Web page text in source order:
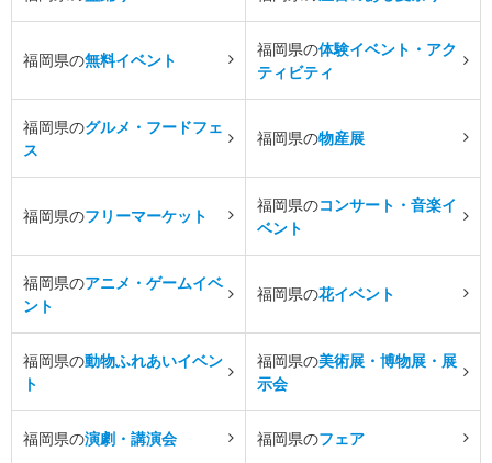
福岡県の無料イベント
福岡県の体験イベント・アク
ティビティ
福岡県のグルメ・フードフェ
ス
福岡県の物産展
福岡県のフリーマーケット
福岡県のコンサート・音楽イ
ベント
福岡県のアニメ・ゲームイベ
ント
福岡県の花イベント
福岡県の動物ふれあいイベン
ト
福岡県の美術展・博物展・展
示会
福岡県の演劇・講演会 福岡県のフェア